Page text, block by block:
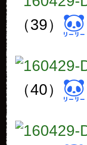
（39）
（40）